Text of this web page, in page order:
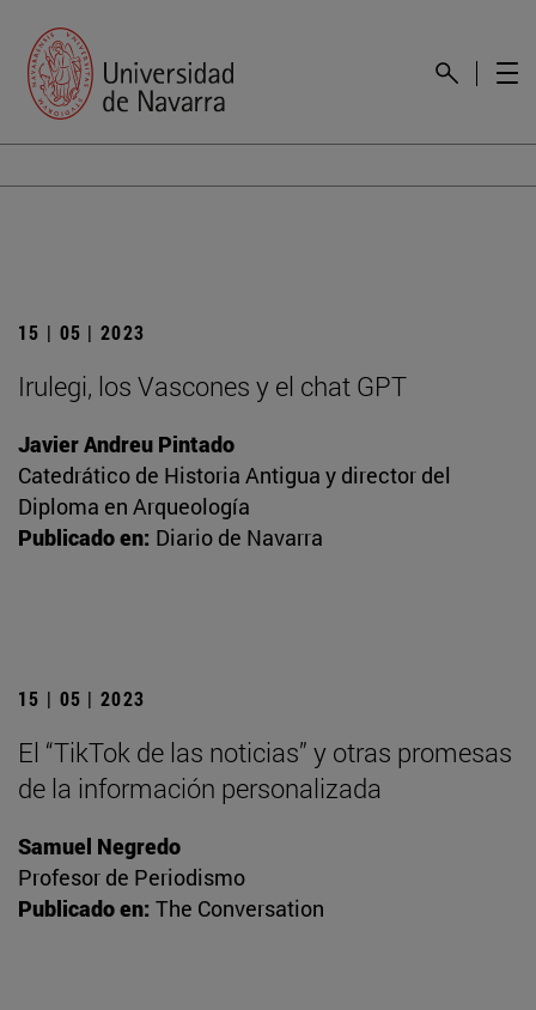
15 | 05 | 2023
Irulegi, los Vascones y el chat GPT
Javier Andreu Pintado
Catedrático de Historia Antigua y director del
Diploma en Arqueología
Publicado en: Diario de Navarra
15 | 05 | 2023
El “TikTok de las noticias” y otras promesas
de la información personalizada
Samuel Negredo
Profesor de Periodismo
Publicado en: The Conversation